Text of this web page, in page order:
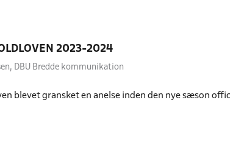
2023-2024
DBU Bredde kommunikation
blevet gransket en anelse inden den nye sæson